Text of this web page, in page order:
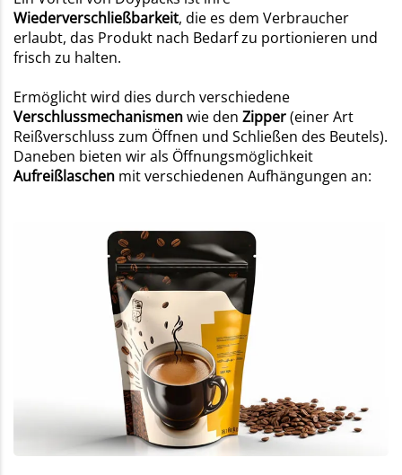
Wiederverschließbarkeit, die es dem Verbraucher
erlaubt, das Produkt nach Bedarf zu portionieren und
frisch zu halten.
Ermöglicht wird dies durch verschiedene
Verschlussmechanismenwie den Zipper(einer Art
Reißverschluss zum Öffnen und Schließen des Beutels).
Daneben bieten wir als Öffnungsmöglichkeit
Aufreißlaschen mit verschiedenen Aufhängungen an: